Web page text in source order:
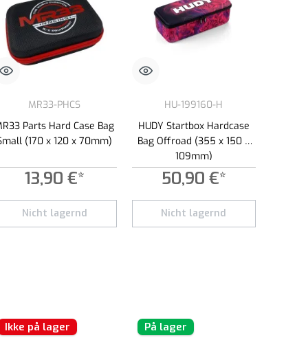
beløb, eller brug knapperne til at øge eller formindske mængden.
MR33-PHCS
Parts Hard Case Bag
Small (170 x 120 x 70mm)
13,90 €*
Nicht lagernd
HU-199160-H
HUDY Startbox Hardcase
Bag Offroad (355 x 150 x
109mm)
50,90 €*
Nicht lagernd
Ikke på lager På lager